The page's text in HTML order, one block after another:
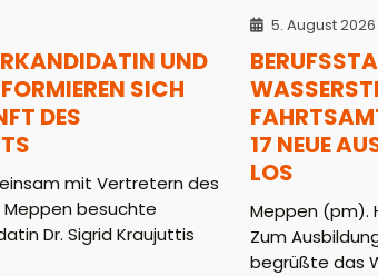
UND
SICH
DES
mit Vertretern des
besuchte
Dr. Sigrid Kraujuttis
5. August 2026
7 NEUE
OS
Meppen (pm).
Zum
begrüßte das